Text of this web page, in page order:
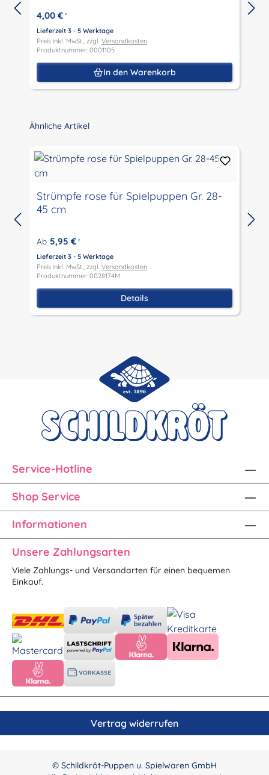
4,00 € *
Lieferzeit 3 - 5 Werktage
Preis inkl. MwSt., zzgl. Versandkosten
Produktnummer: 0001105
In den Warenkorb
Produktgalerie überspringen
Ähnliche Artikel
Strümpfe rose für Spielpuppen Gr. 28-
45 cm
Ab 5,95 € *
Lieferzeit 3 - 5 Werktage
Preis inkl. MwSt., zzgl. Versandkosten
Produktnummer: 0028174M
Details
Service-Hotline
Shop Service
Informationen
Unsere Zahlungsarten
Viele Zahlungs- und Versandarten für einen bequemen
Einkauf.
Vertrag widerrufen
© Schildkröt-Puppen u. Spielwaren GmbH